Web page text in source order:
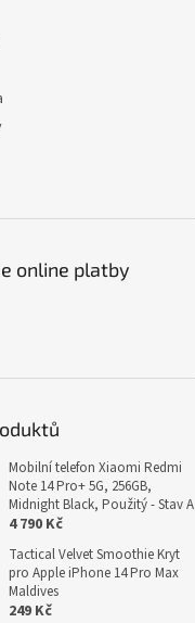
online platby
Mobilní telefon Xiaomi Redmi
Note 14 Pro+ 5G, 256GB,
Midnight Black, Použitý - Stav A
4 790 Kč
Tactical Velvet Smoothie Kryt
pro Apple iPhone 14 Pro Max
Maldives
249 Kč